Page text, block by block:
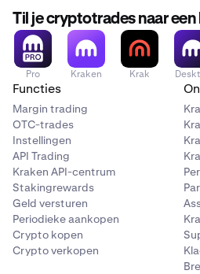
Til je cryptotrades naar een
Pro Kraken Krak
Functies
Margin trading
OTC-trades
Instellingen
API Trading
Kraken API-centrum
Stakingrewards
Geld versturen
Periodieke aankopen
Crypto kopen
Crypto verkopen